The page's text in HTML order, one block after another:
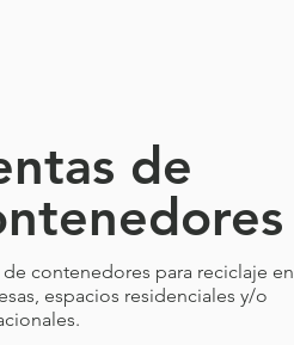
de
de contenedores para reciclaje en
espacios residenciales y/o